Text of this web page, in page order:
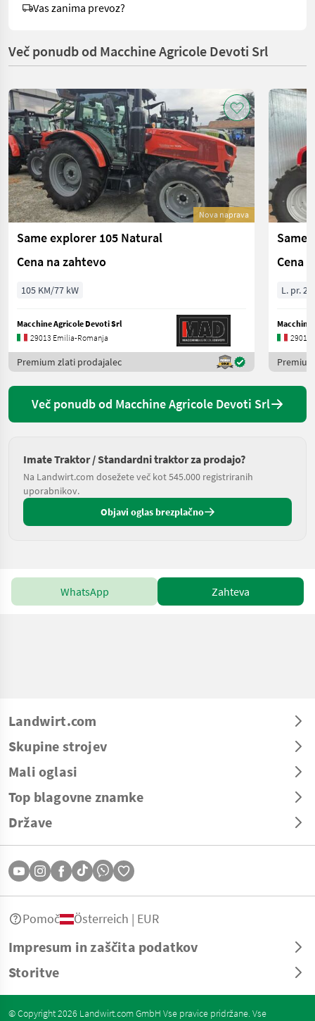
Vas zanima prevoz?
Več ponudb od Macchine Agricole Devoti Srl
Nova naprava
Same explorer 105 Natural
Cena na zahtevo
105 KM/77 kW
Macchine Agricole Devoti Srl
29013 Emilia-Romanja
Premium zlati prodajalec
Same
Cena
L. pr.
Macchine
29013
Več ponudb od Macchine Agricole Devoti Srl
Imate Traktor / Standardni traktor za prodajo?
Na Landwirt.com dosežete več kot 545.000 registriranih
uporabnikov.
Objavi oglas brezplačno
WhatsApp Zahteva
Landwirt.com
Skupine strojev
Mali oglasi
Top blagovne znamke
Države
Impresum in zaščita podatkov
Storitve
Pomoč Österreich | EUR
© Copyright 2026 Landwirt.com GmbH Vse pravice pridržane. Vse